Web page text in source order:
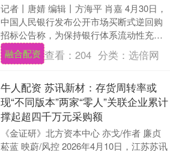
记者丨唐婧 编辑丨方海平 肖嘉 4月30日，
中国人民银行发布公开市场买断式逆回购
招标公告称，为保持银行体系流动性充
裕，2026年5月6日，中国人民银行将以固
定数....
融合配资 查看：204 分类：选倍网
牛人配资 苏讯新材：存货周转率或
现“不同版本”两家“零人”关联企业累计
撑起超四千万元采购额
《金证研》北方资本中心 亦戈/作者 廉贞
菘蓝 映蔚/风控 2026年4月10日，江苏苏讯